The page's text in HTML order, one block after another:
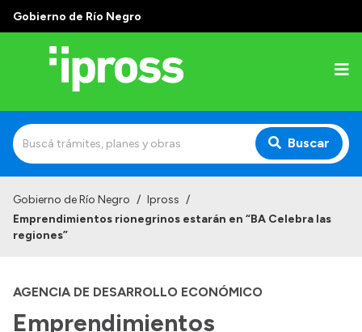
Gobierno de Río Negro
Buscar
Institucional
Autoridades
Delegaciones
Gobierno de Río Negro / Ipross /
Emprendimientos rionegrinos estarán en “BA Celebra las
regiones”
AGENCIA DE DESARROLLO ECONÓMICO
Emprendimientos